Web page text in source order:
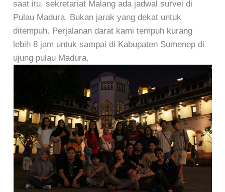
saat itu, sekretariat Malang ada jadwal survei di
Pulau Madura. Bukan jarak yang dekat untuk
ditempuh. Perjalanan darat kami tempuh kurang
lebih 8 jam untuk sampai di Kabupaten Sumenep di
ujung pulau Madura.